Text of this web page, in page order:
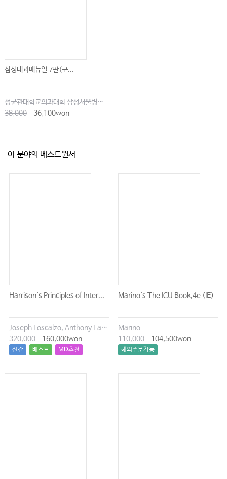
삼성내과매뉴얼 7판(구...
성균관대학교의과대학 삼성서울병원내과
38,000
36,100won
이 분야의 베스트원서
Harrison`s Principles of Inter...
Joseph Loscalzo, Anthony Fauci, Dennis Kasper, Stephen Hauser, Dan Longo, J. Larry Jameson
320,000
160,000won
신간 베스트 MD추천
Marino`s The ICU Book,4e (IE)
...
Marino
110,000
104,500won
해외주문가능